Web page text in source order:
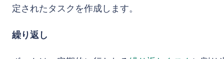
定されたタスクを作成します。
繰り返し